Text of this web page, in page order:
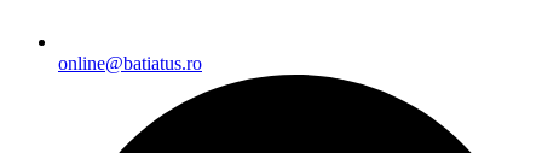
online@batiatus.ro